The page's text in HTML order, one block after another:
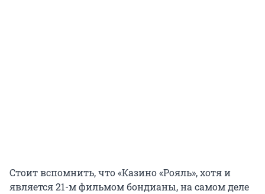
Стоит вспомнить, что «Казино «Рояль», хотя и
является 21-м фильмом бондианы, на самом деле